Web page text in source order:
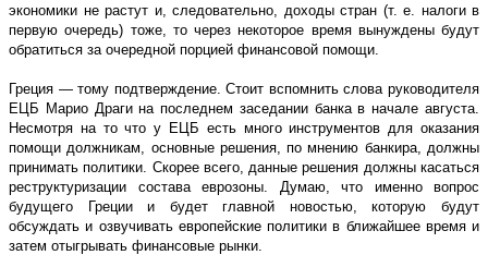
экономики не растут и, следовательно, доходы стран (т. е. налоги в
первую очередь) тоже, то через некоторое время вынуждены будут
обратиться за очередной порцией финансовой помощи.
Греция — тому подтверждение. Стоит вспомнить слова руководителя
ЕЦБ Марио Драги на последнем заседании банка в начале августа.
Несмотря на то что у ЕЦБ есть много инструментов для оказания
помощи должникам, основные решения, по мнению банкира, должны
принимать политики. Скорее всего, данные решения должны касаться
реструктуризации состава еврозоны. Думаю, что именно вопрос
будущего Греции и будет главной новостью, которую будут
обсуждать и озвучивать европейские политики в ближайшее время и
затем отыгрывать финансовые рынки.